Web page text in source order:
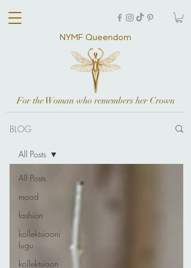
NYMF Queendom
For the Woman who remembers her Crown
BLOG
All Posts
mood
fashion
kollektsiooni
lugu
kollektsioon
All Posts